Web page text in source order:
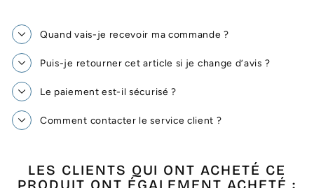
Quand vais-je recevoir ma commande ?
Puis-je retourner cet article si je change d’avis ?
Le paiement est-il sécurisé ?
Comment contacter le service client ?
LES CLIENTS QUI ONT ACHETÉ CE
PRODUIT ONT ÉGALEMENT ACHETÉ :